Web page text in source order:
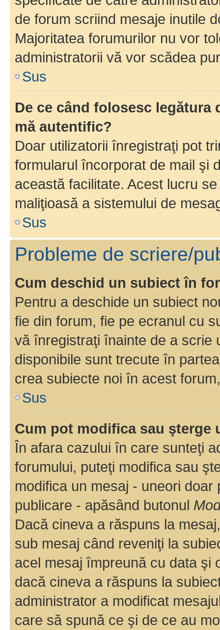
de forum scriind mesaje inutile
Majoritatea forumurilor nu vor
administratorii vă vor scădea
Sus
De ce când folosesc
mă autentific?
Doar utilizatorii înregistraţi pot
formularul încorporat de mail şi
această facilitate. Acest lucru
maliţioasă a sistemului de
Sus
Probleme de scriere/
Cum deschid un subiect în
Pentru a deschide un subiect
fie din forum, fie pe ecranul cu
vă înregistraţi înainte de a scrie
disponibile sunt trecute în
crea subiecte noi în acest
Sus
Cum pot modifica sau şterge
În afara cazului în care sunteţi
forumului, puteţi modifica sau
modifica un mesaj - uneori
publicare - apăsând butonul
Dacă cineva a răspuns la
sub mesaj când reveniţi la
acel mesaj împreună cu data şi
dacă cineva a răspuns la
administrator a modificat
care să spună ce şi de ce au